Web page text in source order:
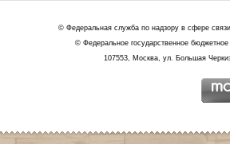
© Федеральная служба по надзору в сфере
© Федеральное государственное
107553, Москва, ул. Большая